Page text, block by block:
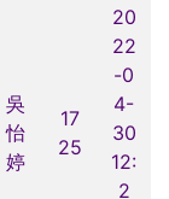
吳
怡
婷
17
25
20
22
-0
4-
30
12:
2